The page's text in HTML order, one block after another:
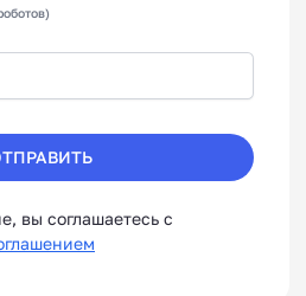
вы соглашаетесь с